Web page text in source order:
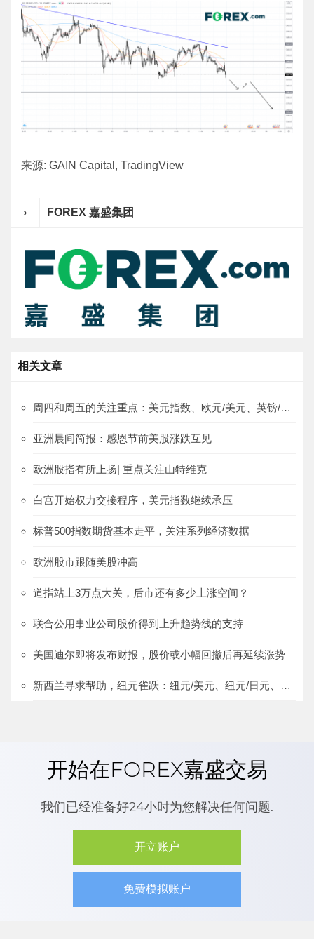
来源: GAIN Capital, TradingView
› FOREX 嘉盛集团
相关文章
周四和周五的关注重点：美元指数、欧元/美元、英镑/美元、欧元/英镑
亚洲晨间简报：感恩节前美股涨跌互见
欧洲股指有所上扬| 重点关注山特维克
白宫开始权力交接程序，美元指数继续承压
标普500指数期货基本走平，关注系列经济数据
欧洲股市跟随美股冲高
道指站上3万点大关，后市还有多少上涨空间？
联合公用事业公司股价得到上升趋势线的支持
美国迪尔即将发布财报，股价或小幅回撤后再延续涨势
新西兰寻求帮助，纽元雀跃：纽元/美元、纽元/日元、欧元/纽元
开始在FOREX嘉盛交易
我们已经准备好24小时为您解决任何问题.
开立账户
免费模拟账户